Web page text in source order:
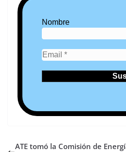
Nombre
ATE tomó la Comisión de